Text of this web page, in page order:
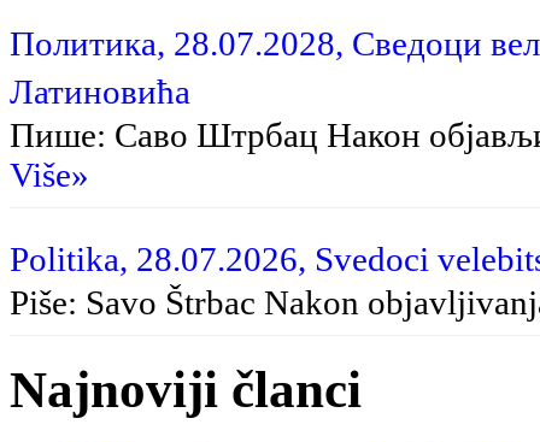
Политика, 28.07.2028, Сведоци
Латиновића
Пише: Саво Штрбац Након
Više»
Politika, 28.07.2026, Svedoci
Piše: Savo Štrbac Nakon
Najnoviji članci